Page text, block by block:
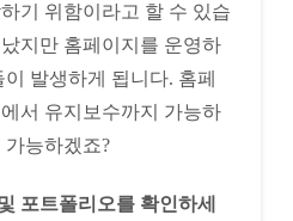
기 위함이라고 할 수 있습
지만 홈페이지를 운영하
발생하게 됩니다. 홈페
서 유지보수까지 가능하
능하겠죠?
포트폴리오를 확인하세